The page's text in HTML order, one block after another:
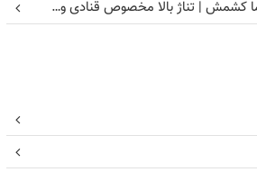
کشمش | تناژ بالا مخصوص قنادی و…